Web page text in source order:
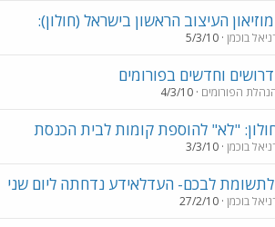
מוזיאון העיצוב הראשון בישראל (חולון):
בוכמן 5/3/10
דרושים וחדשים בפורומים
הפורומים 4/3/10
"לא" להוספת קומות לבית הכנסת
בוכמן 3/3/10
לתשומת לבכם- העדלאידע נדחתה ליום שני
בוכמן 27/2/10